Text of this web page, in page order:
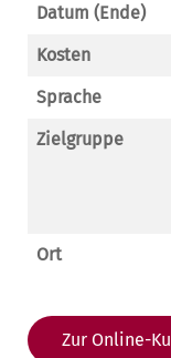
Datum (Ende)
Kosten
Sprache
Zielgruppe
Ort
Zur Online-